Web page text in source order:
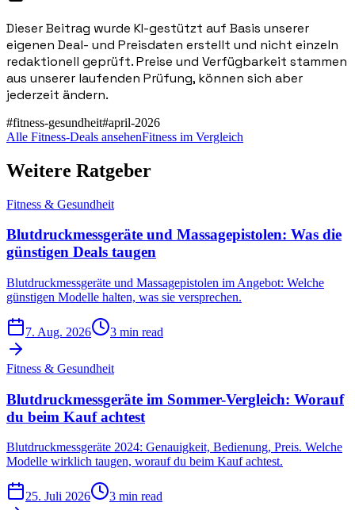
Dieser Beitrag wurde KI-gestützt auf Basis unserer
eigenen Deal- und Preisdaten erstellt und nicht einzeln
redaktionell geprüft. Preise und Verfügbarkeit stammen
aus unserer laufenden Prüfung, können sich aber
jederzeit ändern.
#fitness-gesundheit#april-2026
Alle Fitness-Deals ansehenFitness im Vergleich
Weitere Ratgeber
Fitness & Gesundheit
Blutdruckmessgeräte und Massagepistolen: Was die
günstigen Deals taugen
Blutdruckmessgeräte und Massagepistolen im Angebot: Welche
günstigen Modelle halten, was sie versprechen.
7. Aug. 2026 3 min read
Fitness & Gesundheit
Blutdruckmessgeräte im Sommer-Vergleich: Worauf
du beim Kauf achtest
Blutdruckmessgeräte 2024: Genauigkeit, Bedienung, Preis. Welche
Modelle wirklich taugen, worauf du beim Kauf achtest.
25. Juli 2026 3 min read